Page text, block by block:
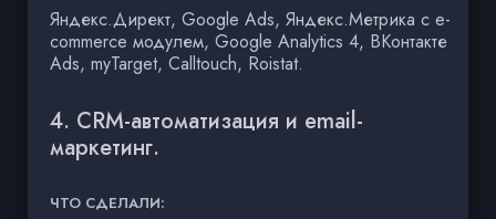
Яндекс.Директ, Google Ads, Яндекс.Метрика с e-
commerce модулем, Google Analytics 4, ВКонтакте
Ads, myTarget, Calltouch, Roistat.
4. CRM-автоматизация и email-
маркетинг.
ЧТО СДЕЛАЛИ: